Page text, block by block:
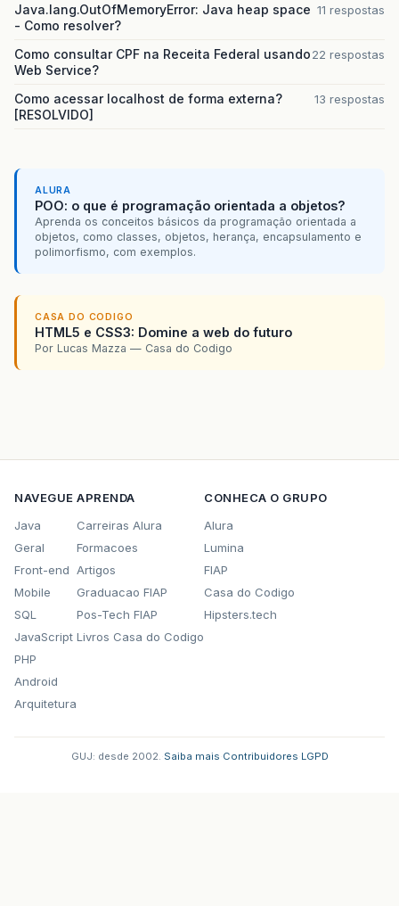
Java.lang.OutOfMemoryError: Java heap space
- Como resolver?
11 respostas
Como consultar CPF na Receita Federal usando
Web Service?
22 respostas
Como acessar localhost de forma externa?
[RESOLVIDO]
13 respostas
ALURA
POO: o que é programação orientada a objetos?
Aprenda os conceitos básicos da programação orientada a
objetos, como classes, objetos, herança, encapsulamento e
polimorfismo, com exemplos.
CASA DO CODIGO
HTML5 e CSS3: Domine a web do futuro
Por Lucas Mazza — Casa do Codigo
NAVEGUE
Java
Geral
Front-end
Mobile
SQL
JavaScript
PHP
Android
Arquitetura
APRENDA
Carreiras Alura
Formacoes
Artigos
Graduacao FIAP
Pos-Tech FIAP
Livros Casa do Codigo
CONHECA O GRUPO
Alura
Lumina
FIAP
Casa do Codigo
Hipsters.tech
GUJ: desde 2002. Saiba mais Contribuidores LGPD